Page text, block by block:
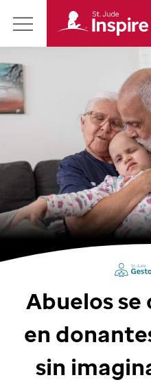
Main
Revista
St.
Español
Abuelos
en
sin